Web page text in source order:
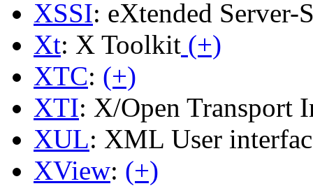
XSSI: eXtended Server-
Xt: X Toolkit (+)
XTC: (+)
XTI: X/Open Transport
XUL: XML User
XView: (+)